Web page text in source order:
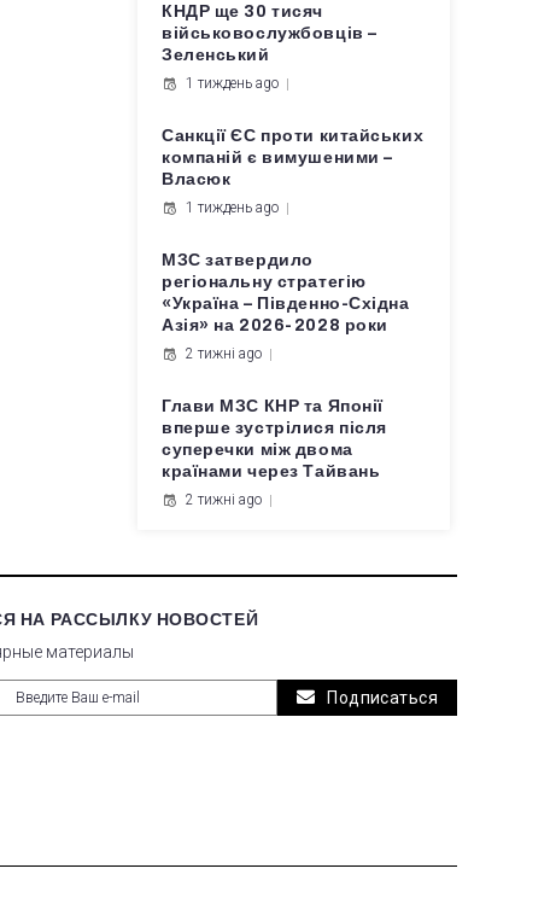
КНДР ще 30 тисяч
військовослужбовців –
Зеленський
1 тиждень ago
Санкції ЄС проти китайських
компаній є вимушеними –
Власюк
1 тиждень ago
МЗС затвердило
регіональну стратегію
«Україна – Південно-Східна
Азія» на 2026-2028 роки
2 тижні ago
Глави МЗС КНР та Японії
вперше зустрілися після
суперечки між двома
країнами через Тайвань
2 тижні ago
НА РАССЫЛКУ НОВОСТЕЙ
материалы
Подписаться